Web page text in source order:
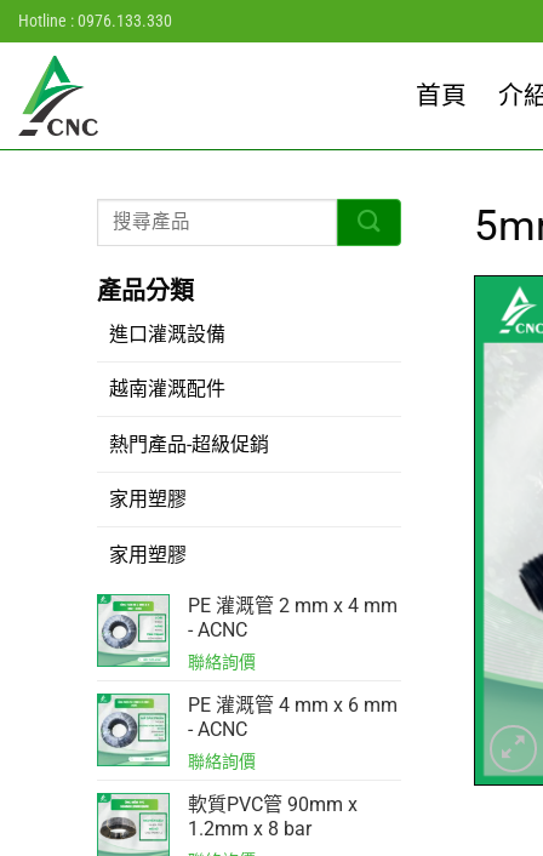
Skip
to
content
Hotline : 0976.133.330
首頁 介
進口灌溉設備
越南灌溉配件
熱門產品-超級促銷
家用塑膠
家用塑膠
PE 灌溉管 2 mm x 4 mm
- ACNC
PE 灌溉管 4 mm x 6 mm
- ACNC
軟質PVC管 90mm x
1.2mm x 8 bar